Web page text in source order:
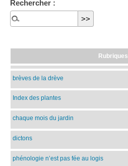
Rechercher :
Rubriques
brèves de la drève
Index des plantes
chaque mois du jardin
dictons
phénologie n’est pas fée au logis